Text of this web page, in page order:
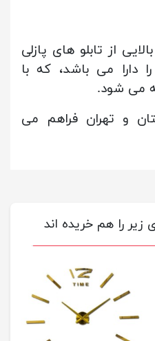
از تابلو های پازلی
می باشد، که با
می شود.
و تهران فراهم می
زیر را هم خریده اند